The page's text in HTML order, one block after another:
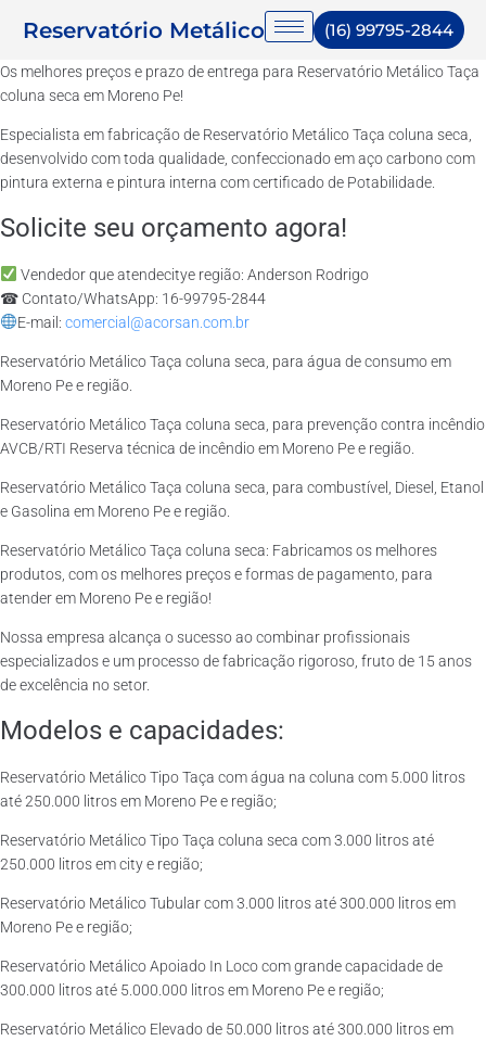
Reservatório Metálico (16) 99795-2844
Os melhores preços e prazo de entrega para Reservatório Metálico Taça
coluna seca em Moreno Pe!
Especialista em fabricação de Reservatório Metálico Taça coluna seca,
desenvolvido com toda qualidade, confeccionado em aço carbono com
pintura externa e pintura interna com certificado de Potabilidade.
Solicite seu orçamento agora!
Vendedor que atendecitye região: Anderson Rodrigo
☎ Contato/WhatsApp: 16-99795-2844
E-mail: comercial@acorsan.com.br
Reservatório Metálico Taça coluna seca, para água de consumo em
Moreno Pe e região.
Reservatório Metálico Taça coluna seca, para prevenção contra incêndio
AVCB/RTI Reserva técnica de incêndio em Moreno Pe e região.
Reservatório Metálico Taça coluna seca, para combustível, Diesel, Etanol
e Gasolina em Moreno Pe e região.
Reservatório Metálico Taça coluna seca: Fabricamos os melhores
produtos, com os melhores preços e formas de pagamento, para
atender em Moreno Pe e região!
Nossa empresa alcança o sucesso ao combinar profissionais
especializados e um processo de fabricação rigoroso, fruto de 15 anos
de excelência no setor.
Modelos e capacidades:
Reservatório Metálico Tipo Taça com água na coluna com 5.000 litros
até 250.000 litros em Moreno Pe e região;
Reservatório Metálico Tipo Taça coluna seca com 3.000 litros até
250.000 litros em city e região;
Reservatório Metálico Tubular com 3.000 litros até 300.000 litros em
Moreno Pe e região;
Reservatório Metálico Apoiado In Loco com grande capacidade de
300.000 litros até 5.000.000 litros em Moreno Pe e região;
Reservatório Metálico Elevado de 50.000 litros até 300.000 litros em